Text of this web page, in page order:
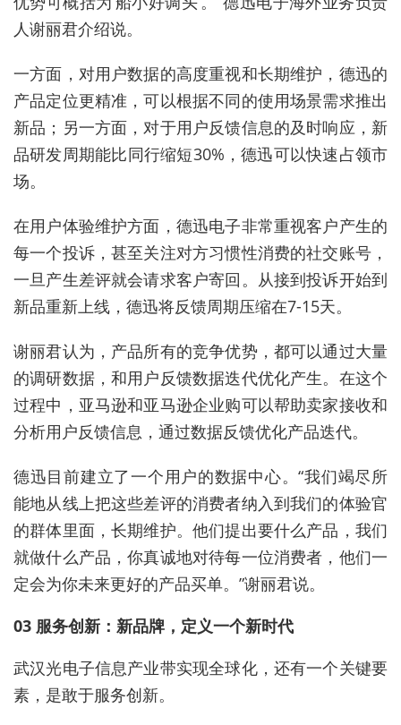
人谢丽君介绍说。
一方面，对用户数据的高度重视和长期维护，德迅的
产品定位更精准，可以根据不同的使用场景需求推出
新品；另一方面，对于用户反馈信息的及时响应，新
品研发周期能比同行缩短30%，德迅可以快速占领市
场。
在用户体验维护方面，德迅电子非常重视客户产生的
每一个投诉，甚至关注对方习惯性消费的社交账号，
一旦产生差评就会请求客户寄回。从接到投诉开始到
新品重新上线，德迅将反馈周期压缩在7-15天。
谢丽君认为，产品所有的竞争优势，都可以通过大量
的调研数据，和用户反馈数据迭代优化产生。在这个
过程中，亚马逊和亚马逊企业购可以帮助卖家接收和
分析用户反馈信息，通过数据反馈优化产品迭代。
德迅目前建立了一个用户的数据中心。“我们竭尽所
能地从线上把这些差评的消费者纳入到我们的体验官
的群体里面，长期维护。他们提出要什么产品，我们
就做什么产品，你真诚地对待每一位消费者，他们一
定会为你未来更好的产品买单。”谢丽君说。
03 服务创新：新品牌，定义一个新时代
武汉光电子信息产业带实现全球化，还有一个关键要
素，是敢于服务创新。